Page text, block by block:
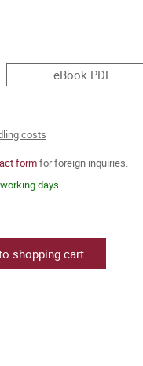
eBook PDF
costs
formfor foreign inquiries.
days
shopping cart